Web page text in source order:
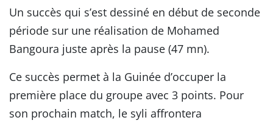
Un succès qui s’est dessiné en début de seconde
période sur une réalisation de Mohamed
Bangoura juste après la pause (47 mn).
Ce succès permet à la Guinée d’occuper la
première place du groupe avec 3 points. Pour
son prochain match, le syli affrontera